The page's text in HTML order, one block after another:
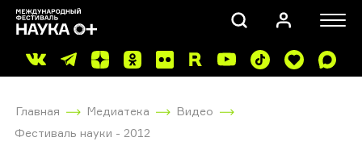
Главная Медиатека
Видео
Фестиваль науки - 2012